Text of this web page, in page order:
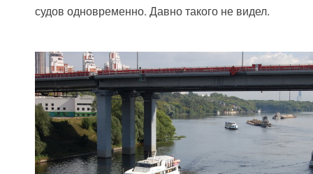
судов одновременно. Давно такого не видел.